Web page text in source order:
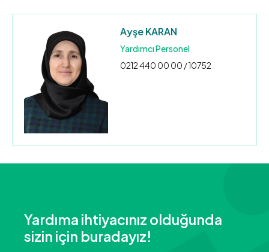
Ayşe KARAN
Yardımcı Personel
0212 440 00 00 / 10752
Yardıma ihtiyacınız olduğunda
sizin için buradayız!